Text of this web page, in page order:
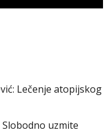
Lečenje atopijskog
uzmite